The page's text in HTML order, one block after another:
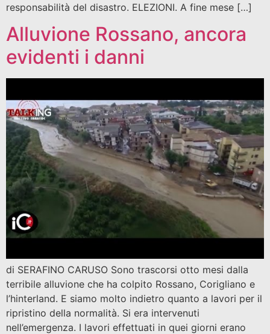
responsabilità del disastro. ELEZIONI. A fine mese […]
Alluvione Rossano, ancora
evidenti i danni
di SERAFINO CARUSO Sono trascorsi otto mesi dalla
terribile alluvione che ha colpito Rossano, Corigliano e
l’hinterland. E siamo molto indietro quanto a lavori per il
ripristino della normalità. Si era intervenuti
nell’emergenza. I lavori effettuati in quei giorni erano